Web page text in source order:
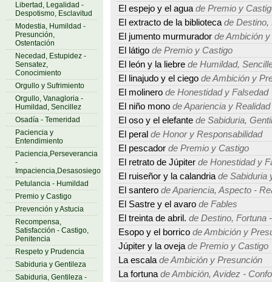
Libertad, Legalidad -
Despotismo, Esclavitud
Modestia, Humildad -
Presunción,
Ostentación
Necedad, Estupidez -
Sensatez,
Conocimiento
Orgullo y Sufrimiento
Orgullo, Vanagloria -
Humildad, Sencillez
Osadía - Temeridad
Paciencia y
Entendimiento
Paciencia,Perseverancia
-
Impaciencia,Desasosiego
Petulancia - Humildad
Premio y Castigo
Prevención y Astucia
Recompensa,
Satisfacción - Castigo,
Penitencia
Respeto y Prudencia
Sabiduria y Gentileza
Sabiduria, Gentileza -
El espejo y el agua de Premio y
El extracto de la biblioteca de Destino,
El jumento murmurador de Ambición
El látigo de Premio y Castigo
El león y la liebre de Humildad,
El linajudo y el ciego de Ambición y
El molinero de Honestidad y Falsedad
El niño mono de Apariencia y Realidad
El oso y el elefante de Sabiduria,
El peral de Honor y Responsabilidad
El pescador de Premio y Castigo
El retrato de Júpiter de Honestidad y
El ruiseñor y la calandria de Sabiduria
El santero de Apariencia, Aspecto -
El Sastre y el avaro de Fables
El treinta de abril. de Destino, Fortuna
Esopo y el borrico de Ambición y
Júpiter y la oveja de Premio y Castigo
La escala de Ambición y Presunción
La fortuna de Ambición, Avidez -